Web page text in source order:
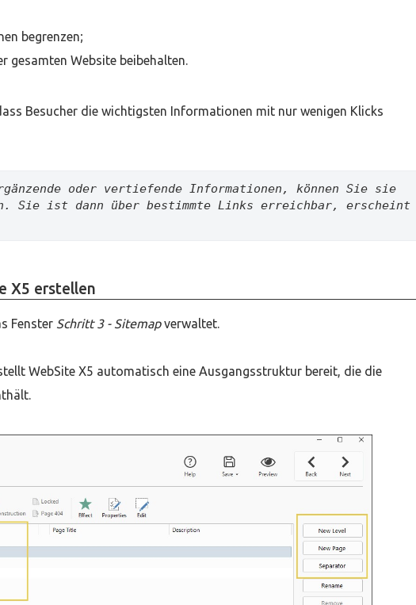
begrenzen;
gesamten Website beibehalten.
Besucher die wichtigsten Informationen mit nur wenigen Klicks
oder vertiefende Informationen, können Sie sie
Sie ist dann über bestimmte Links erreichbar, erscheint
X5 erstellen
Fenster Schritt 3 - Sitemapverwaltet.
WebSite X5 automatisch eine Ausgangsstruktur bereit, die die